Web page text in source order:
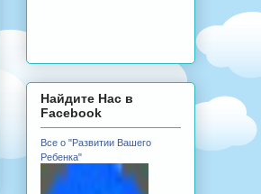
Найдите Нас в
Facebook
Все о "Развитии Вашего
Ребенка"